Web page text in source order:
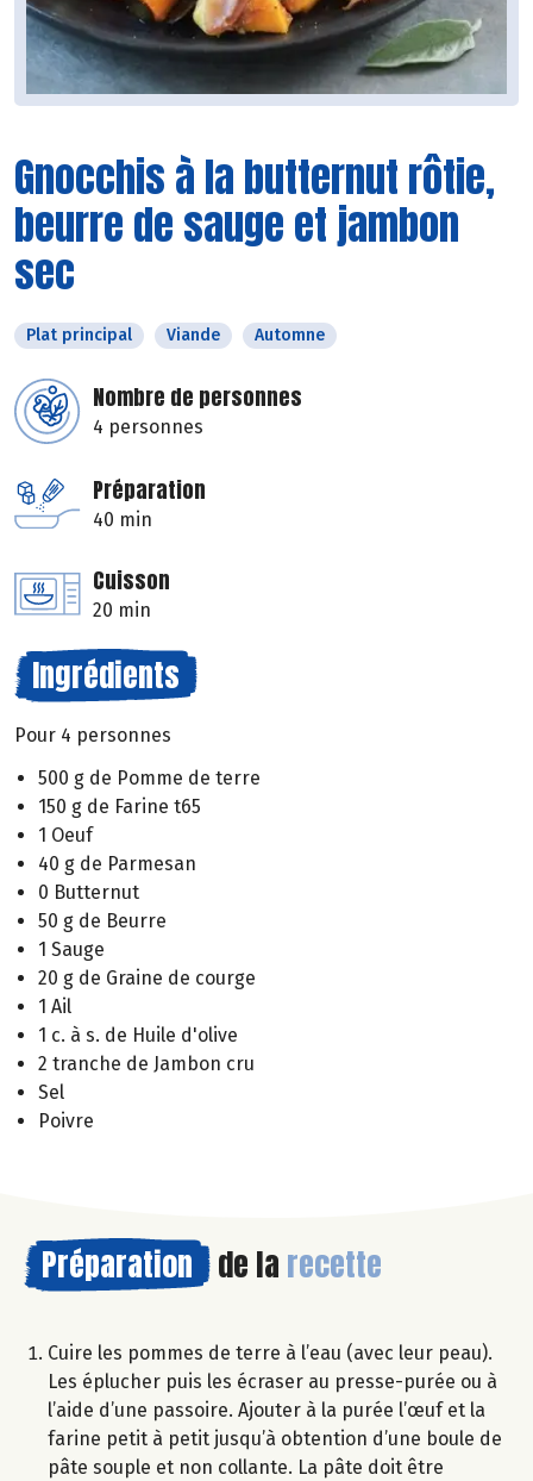
Gnocchis à la butternut rôtie,
beurre de sauge et jambon
sec
Plat principal Viande Automne
Nombre de personnes
4 personnes
Préparation
40 min
Cuisson
20 min
Ingrédients
Pour 4 personnes
500 g de Pomme de terre
150 g de Farine t65
1 Oeuf
40 g de Parmesan
0 Butternut
50 g de Beurre
1 Sauge
20 g de Graine de courge
1 Ail
1 c. à s. de Huile d'olive
2 tranche de Jambon cru
Sel
Poivre
Préparation de la recette
Cuire les pommes de terre à l’eau (avec leur peau).
Les éplucher puis les écraser au presse-purée ou à
l’aide d’une passoire. Ajouter à la purée l’œuf et la
farine petit à petit jusqu’à obtention d’une boule de
pâte souple et non collante. La pâte doit être